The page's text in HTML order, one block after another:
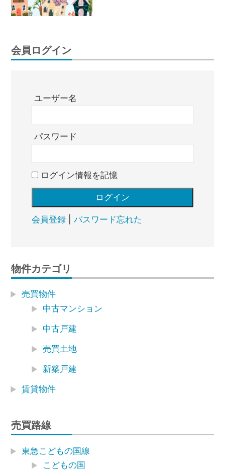
会員ログイン
ユーザー名
パスワード
ログイン情報を記憶
会員登録| パスワード忘れた
物件カテゴリ
売買物件
中古マンション
中古戸建
売買土地
新築戸建
賃貸物件
売買路線
東急こどもの国線
こどもの国